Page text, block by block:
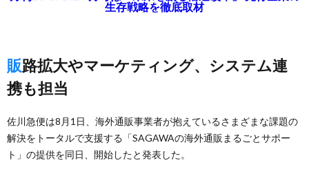
生存戦略を徹底取材
販路拡大やマーケティング、システム連
携も担当
佐川急便は8月1日、海外通販事業者が抱えているさまざまな課題の
解決をトータルで支援する「SAGAWAの海外通販まるごとサポー
ト」の提供を同日、開始したと発表した。